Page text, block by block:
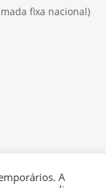
fixa nacional)
A